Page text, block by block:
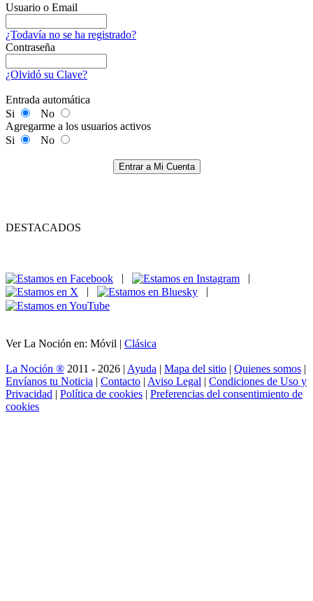
Usuario o Email
¿Todavía no se ha registrado?
Contraseña
¿Olvidó su Clave?
Entrada automática
Si
No
Agregarme a los usuarios activos
Si
No
Entrar a Mi Cuenta
DESTACADOS
|
|
|
|
Ver La Noción en: Móvil | Clásica
La Noción ® 2011 - 2026 | Ayuda | Mapa del sitio | Quienes somos |
Envíanos tu Noticia | Contacto | Aviso Legal | Condiciones de Uso y
Privacidad | Política de cookies | Preferencias del consentimiento de
cookies